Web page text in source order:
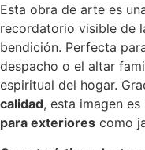
Esta obra de arte es
recordatorio visible de
bendición. Perfecta
despacho o el altar
espiritual del hogar.
calidad, esta imagen
para exteriores como